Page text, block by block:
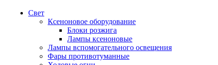
Свет
Ксеноновое оборудование
Блоки розжига
Лампы ксеноновые
Лампы вспомогательного освещения
Фары противотуманные